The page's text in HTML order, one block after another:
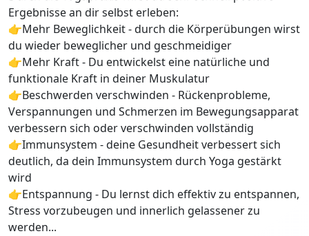
Ergebnisse an dir selbst erleben:
👉Mehr Beweglichkeit - durch die Körperübungen wirst
du wieder beweglicher und geschmeidiger
👉Mehr Kraft - Du entwickelst eine natürliche und
funktionale Kraft in deiner Muskulatur
👉Beschwerden verschwinden - Rückenprobleme,
Verspannungen und Schmerzen im Bewegungsapparat
verbessern sich oder verschwinden vollständig
👉Immunsystem - deine Gesundheit verbessert sich
deutlich, da dein Immunsystem durch Yoga gestärkt
wird
👉Entspannung - Du lernst dich effektiv zu entspannen,
Stress vorzubeugen und innerlich gelassener zu
werden...